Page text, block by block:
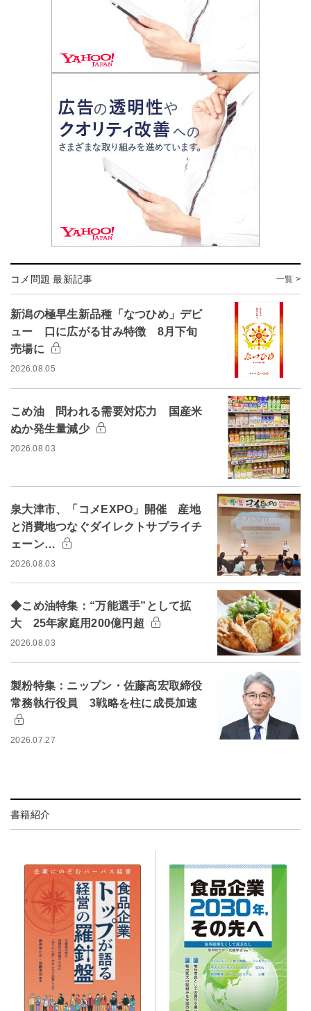
コメ問題 最新記事 一覧 >
新潟の極早生新品種「なつひめ」デビ
ュー 口に広がる甘み特徴 8月下旬
売場に
2026.08.05
こめ油 問われる需要対応力 国産米
ぬか発生量減少
2026.08.03
泉大津市、「コメEXPO」開催 産地
と消費地つなぐダイレクトサプライチ
ェーン…
2026.08.03
◆こめ油特集：“万能選手”として拡
大 25年家庭用200億円超
2026.08.03
製粉特集：ニップン・佐藤高宏取締役
常務執行役員 3戦略を柱に成長加速
2026.07.27
書籍紹介